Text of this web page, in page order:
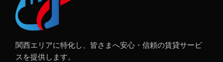
関西エリアに特化し、皆さまへ安心・信頼の賃貸サービ
スを提供します。